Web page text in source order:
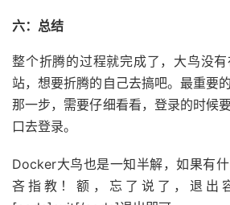
六：总结
整个折腾的过程就完成了，大鸟没
站，想要折腾的自己去搞吧。最重要
那一步，需要仔细看看，登录的时候
口去登录。
Docker大鸟也是一知半解，如果有
吝指教！额，忘了说了，退出